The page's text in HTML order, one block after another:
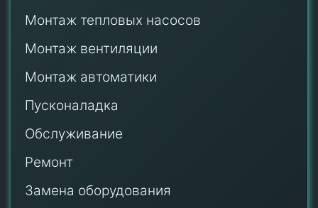
Монтаж тепловых насосов
Монтаж вентиляции
Монтаж автоматики
Пусконаладка
Обслуживание
Ремонт
Замена оборудования